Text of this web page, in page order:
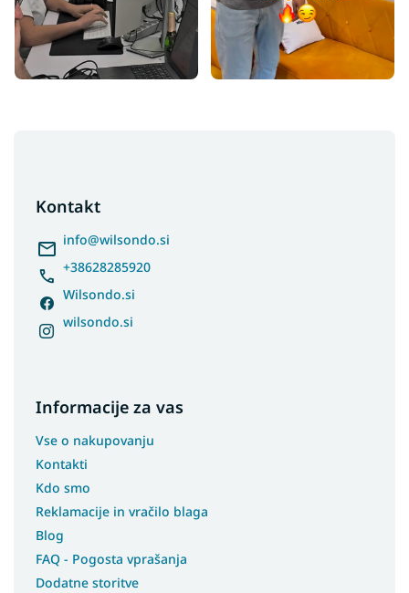
Kontakt
info@wilsondo.si
+38628285920
Wilsondo.si
wilsondo.si
Informacije za vas
Vse o nakupovanju
Kontakti
Kdo smo
Reklamacije in vračilo blaga
Blog
FAQ - Pogosta vprašanja
Dodatne storitve